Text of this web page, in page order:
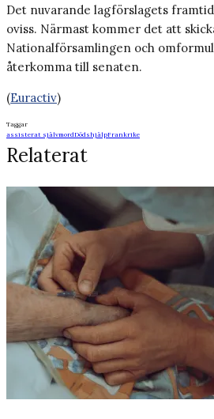
Det nuvarande lagförslagets
oviss. Närmast kommer det att
Nationalförsamlingen och
återkomma till senaten.
(Euractiv)
Taggar
assisterat självmordDödshjälpFrankrike
Relaterat